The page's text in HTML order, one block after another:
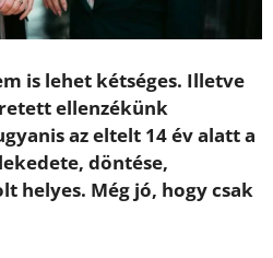
is lehet kétséges. Illetve
ellenzékünk
az eltelt 14 év alatt a
döntése,
helyes. Még jó, hogy csak